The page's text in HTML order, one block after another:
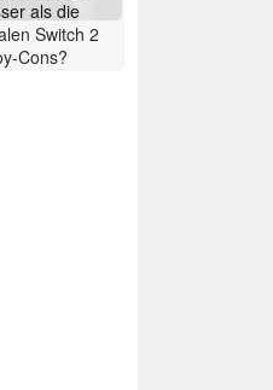
als die
Switch 2
Cons?